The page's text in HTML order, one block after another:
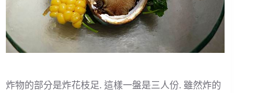
炸物的部分是炸花枝足. 這樣一盤是三人份. 雖然炸的